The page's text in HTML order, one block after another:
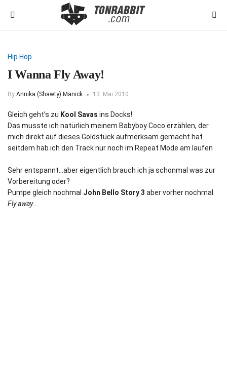
Hip Hop
I Wanna Fly Away!
By Annika (Shawty) Manick 13. Mai 2010
Gleich geht’s zu Kool Savas ins Docks!
Das musste ich natürlich meinem Babyboy Coco erzählen, der
mich direkt auf dieses Goldstück aufmerksam gemacht hat…
seitdem hab ich den Track nur noch im Repeat Mode am laufen
Sehr entspannt…aber eigentlich brauch ich ja schonmal was zur
Vorbereitung oder?
Pumpe gleich nochmal John Bello Story 3 aber vorher nochmal
Fly away…